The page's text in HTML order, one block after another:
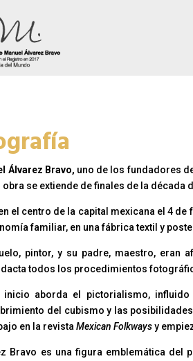
Álvarez Bravo, uno de los fundadores
obra se extiende de finales de la década
el centro de la capital mexicana el 4
familiar, en una fábrica textil y
pintor, y su padre, maestro, eran
todos los procedimientos
inicio aborda el pictorialismo,
del cubismo y las
en la revistaMexican Folkwaysy
Bravo es una figura emblemática del